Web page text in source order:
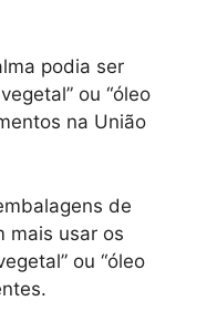
podia ser
ou “óleo
na União
de
mais usar os
ou “óleo